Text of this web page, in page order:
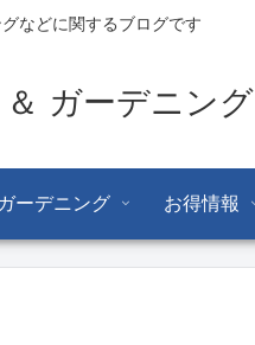
などに関するブログです
ガーデニング
ガーデニング お得情報